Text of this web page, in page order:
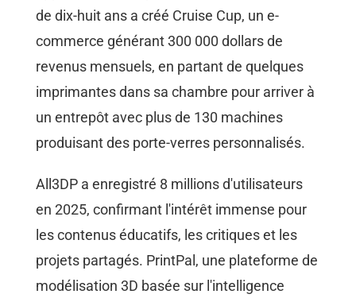
de dix-huit ans a créé Cruise Cup, un e-
commerce générant 300 000 dollars de
revenus mensuels, en partant de quelques
imprimantes dans sa chambre pour arriver à
un entrepôt avec plus de 130 machines
produisant des porte-verres personnalisés.
All3DP a enregistré 8 millions d'utilisateurs
en 2025, confirmant l'intérêt immense pour
les contenus éducatifs, les critiques et les
projets partagés. PrintPal, une plateforme de
modélisation 3D basée sur l'intelligence